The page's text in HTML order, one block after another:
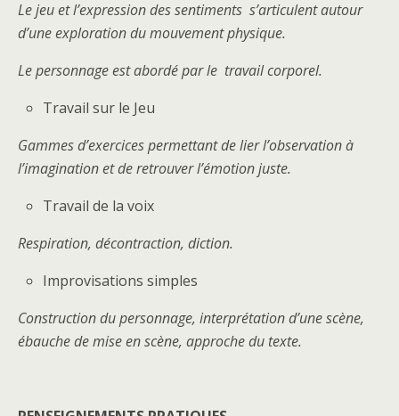
Le jeu et l’expression des sentiments s’articulent autour
d’une exploration du mouvement physique.
Le personnage est abordé par le travail corporel.
Travail sur le Jeu
Gammes d’exercices permettant de lier l’observation à
l’imagination et de retrouver l’émotion juste.
Travail de la voix
Respiration, décontraction, diction.
Improvisations simples
Construction du personnage, interprétation d’une scène,
ébauche de mise en scène, approche du texte.